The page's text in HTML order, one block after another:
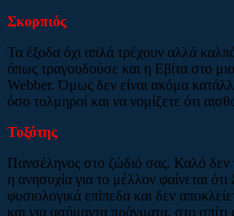
Σκορπιός
Τα έξοδα όχι απλά τρέχουν αλλά
όπως τραγουδούσε και η Εβίτα στο
Webber. Όμως δεν είναι ακόμα
όσο τολμηροί και να νομίζετε ότι
Τοξότης
Πανσέληνος στο ζώδιό σας. Καλό δεν
η ανησυχία για το μέλλον φαίνεται
φυσιολογικά επίπεδα και δεν
και για ασήμαντα πράγματα, στο